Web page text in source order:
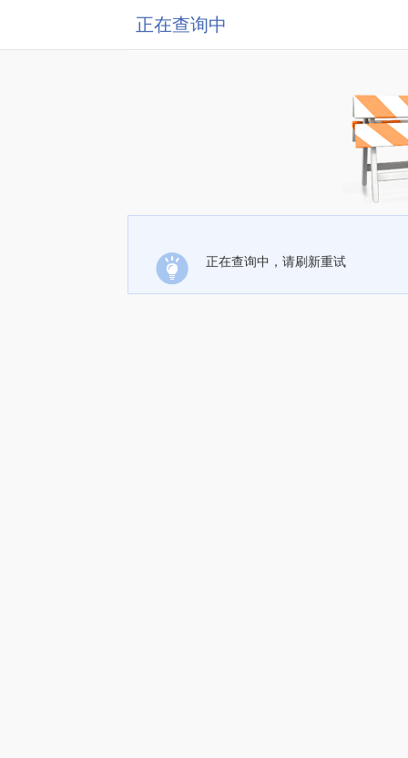
正在查询中
正在查询中，请刷新重试